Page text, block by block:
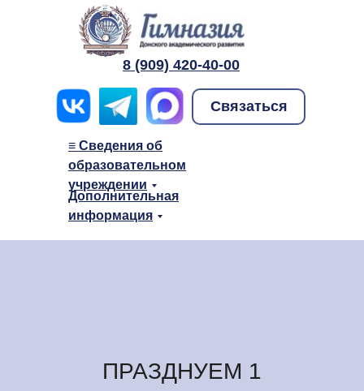
Дополнительная
информация
≡ Сведения об
образовательном
учреждении
Связаться
8 (909) 420-40-00
ПРАЗДНУЕМ 1